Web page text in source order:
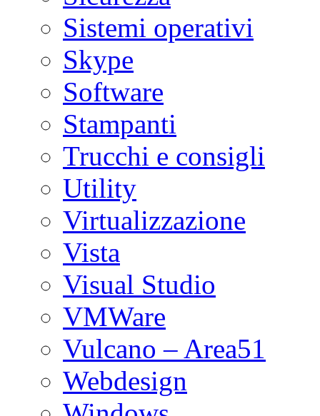
Sistemi operativi
Skype
Software
Stampanti
Trucchi e consigli
Utility
Virtualizzazione
Vista
Visual Studio
VMWare
Vulcano – Area51
Webdesign